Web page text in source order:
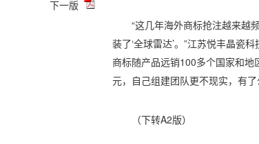
下一版
“这几年海外商标抢注越来越
装了‘全球雷达’。”江苏悦丰晶瓷
商标随产品远销100多个国家和地
元，自己组建团队更不现实，有
（下转A2版）